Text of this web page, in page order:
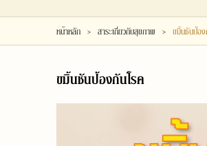
หน้าหลัก > สาระเกี่ยวกับสุขภาพ > ขมิ้นชันป้อง
ขมิ้นชันป้องกันโรค